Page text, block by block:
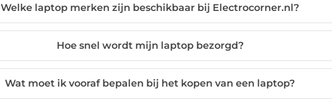
Welke laptop merken zijn beschikbaar bij Electrocorner.nl?
Hoe snel wordt mijn laptop bezorgd?
Wat moet ik vooraf bepalen bij het kopen van een laptop?